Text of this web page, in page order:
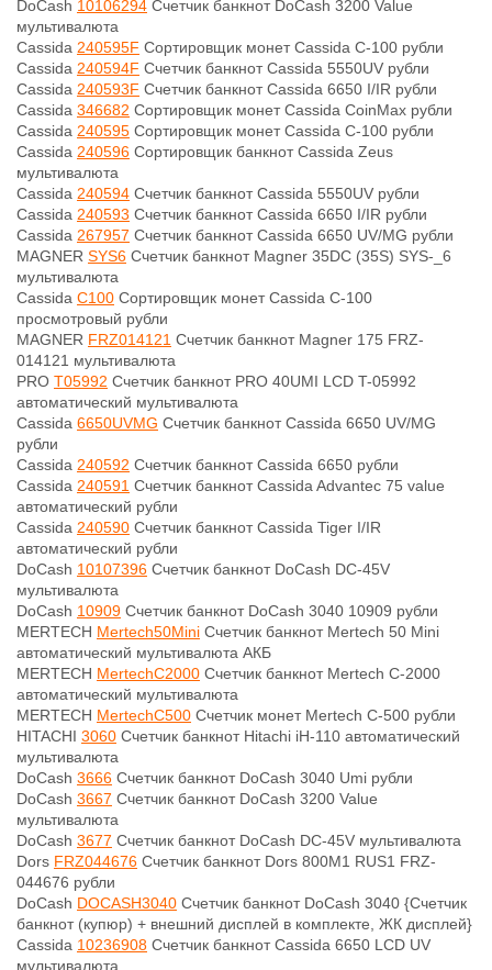
DoCash 10106294 Счетчик банкнот DoCash 3200 Value
мультивалюта
Cassida 240595F Сортировщик монет Cassida С-100 рубли
Cassida 240594F Счетчик банкнот Cassida 5550UV рубли
Cassida 240593F Счетчик банкнот Cassida 6650 I/IR рубли
Cassida 346682 Сортировщик монет Cassida CoinMax рубли
Cassida 240595 Сортировщик монет Cassida С-100 рубли
Cassida 240596 Сортировщик банкнот Cassida Zeus
мультивалюта
Cassida 240594 Счетчик банкнот Cassida 5550UV рубли
Cassida 240593 Счетчик банкнот Cassida 6650 I/IR рубли
Cassida 267957 Счетчик банкнот Cassida 6650 UV/MG рубли
MAGNER SYS6 Счетчик банкнот Magner 35DC (35S) SYS-_6
мультивалюта
Cassida C100 Сортировщик монет Cassida C-100
просмотровый рубли
MAGNER FRZ014121 Счетчик банкнот Magner 175 FRZ-
014121 мультивалюта
PRO T05992 Счетчик банкнот PRO 40UMI LCD T-05992
автоматический мультивалюта
Cassida 6650UVMG Счетчик банкнот Cassida 6650 UV/MG
рубли
Cassida 240592 Счетчик банкнот Cassida 6650 рубли
Cassida 240591 Счетчик банкнот Cassida Advantec 75 value
автоматический рубли
Cassida 240590 Счетчик банкнот Cassida Tiger I/IR
автоматический рубли
DoCash 10107396 Счетчик банкнот DoCash DC-45V
мультивалюта
DoCash 10909 Счетчик банкнот DoCash 3040 10909 рубли
MERTECH Mertech50Mini Счетчик банкнот Mertech 50 Mini
автоматический мультивалюта АКБ
MERTECH MertechC2000 Счетчик банкнот Mertech C-2000
автоматический мультивалюта
MERTECH MertechC500 Счетчик монет Mertech C-500 рубли
HITACHI 3060 Счетчик банкнот Hitachi iH-110 автоматический
мультивалюта
DoCash 3666 Счетчик банкнот DoCash 3040 Umi рубли
DoCash 3667 Счетчик банкнот DoCash 3200 Value
мультивалюта
DoCash 3677 Счетчик банкнот DoCash DC-45V мультивалюта
Dors FRZ044676 Счетчик банкнот Dors 800M1 RUS1 FRZ-
044676 рубли
DoCash DOCASH3040 Счетчик банкнот DoCash 3040 {Счетчик
банкнот (купюр) + внешний дисплей в комплекте, ЖК дисплей}
Cassida 10236908 Счетчик банкнот Cassida 6650 LCD UV
мультивалюта